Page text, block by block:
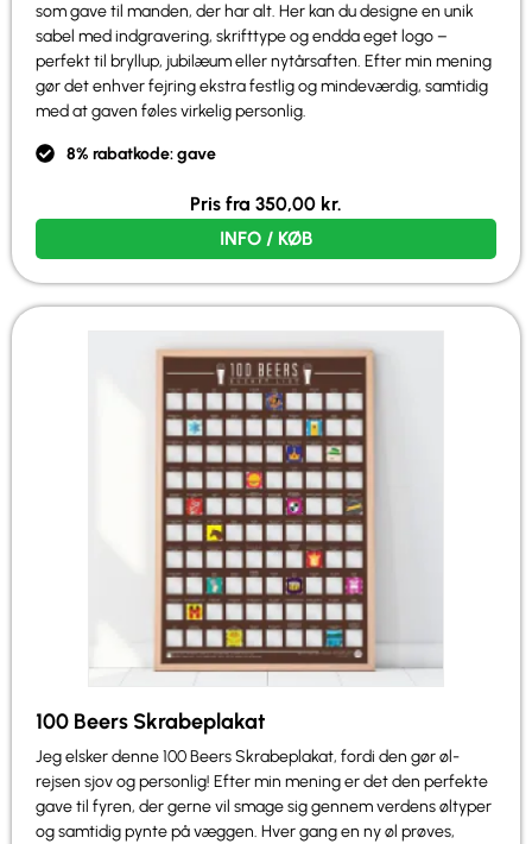
som gave til manden, der har alt. Her kan du designe en unik
sabel med indgravering, skrifttype og endda eget logo –
perfekt til bryllup, jubilæum eller nytårsaften. Efter min mening
gør det enhver fejring ekstra festlig og mindeværdig, samtidig
med at gaven føles virkelig personlig.
8% rabatkode: gave
Pris fra 350,00 kr.
INFO / KØB
100 Beers Skrabeplakat
Jeg elsker denne 100 Beers Skrabeplakat, fordi den gør øl-
rejsen sjov og personlig! Efter min mening er det den perfekte
gave til fyren, der gerne vil smage sig gennem verdens øltyper
og samtidig pynte på væggen. Hver gang en ny øl prøves,